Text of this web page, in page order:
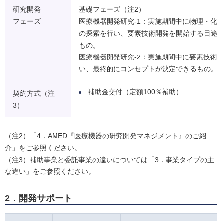
研究開発
フェーズ
基礎フェーズ（注2）
医療機器開発研究-1：実施期間中に物理・化
の探索を行い、要素技術開発を開始する目途
もの。
医療機器開発研究-2：実施期間中に要素技術
い、最終的にコンセプトが決定できるもの。
契約方式（注
3）
補助金交付（定額100％補助）
（注2）「4．AMED『医療機器の研究開発マネジメント』のご紹
介」をご参照ください。
（注3）補助事業と委託事業の違いについては「3．事業タイプの主
な違い」をご参照ください。
2．開発サポート